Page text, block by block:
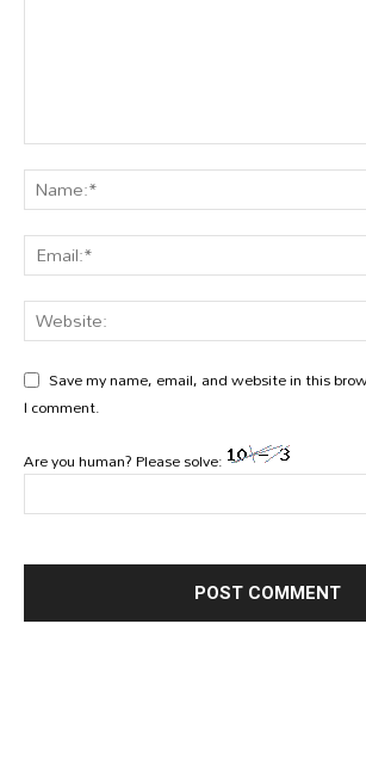
Save my name, email, and website in this
I comment.
Are you human? Please solve: